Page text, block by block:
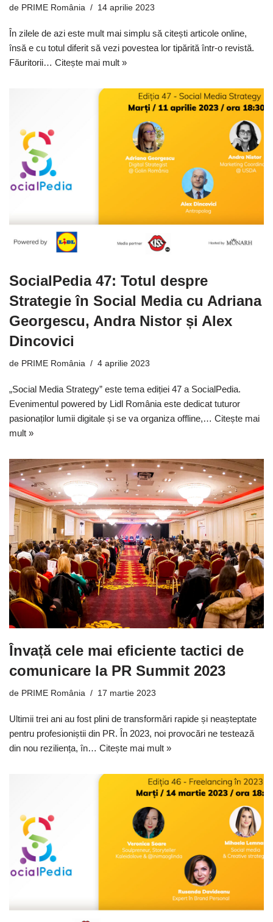
de PRIME România 14 aprilie 2023
În zilele de azi este mult mai simplu să citești articole online,
însă e cu totul diferit să vezi povestea lor tipărită într-o revistă.
Făuritorii… Citește mai mult »
SocialPedia 47: Totul despre
Strategie în Social Media cu Adriana
Georgescu, Andra Nistor și Alex
Dincovici
de PRIME România 4 aprilie 2023
„Social Media Strategy” este tema ediției 47 a SocialPedia.
Evenimentul powered by Lidl România este dedicat tuturor
pasionaților lumii digitale și se va organiza offline,… Citește mai
mult »
Învață cele mai eficiente tactici de
comunicare la PR Summit 2023
de PRIME România 17 martie 2023
Ultimii trei ani au fost plini de transformări rapide și neașteptate
pentru profesioniștii din PR. În 2023, noi provocări ne testează
din nou reziliența, în… Citește mai mult »